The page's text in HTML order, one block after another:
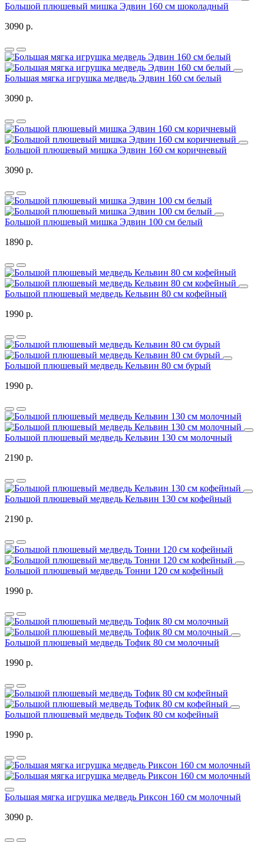
Большой плюшевый мишка Эдвин 160 см шоколадный
3090 р.
Большая мягка игрушка медведь Эдвин 160 см белый
3090 р.
Большой плюшевый мишка Эдвин 160 см коричневый
3090 р.
Большой плюшевый мишка Эдвин 100 см белый
1890 р.
Большой плюшевый медведь Кельвин 80 см кофейный
1990 р.
Большой плюшевый медведь Кельвин 80 см бурый
1990 р.
Большой плюшевый медведь Кельвин 130 см молочный
2190 р.
Большой плюшевый медведь Кельвин 130 см кофейный
2190 р.
Большой плюшевый медведь Тонни 120 см кофейный
1990 р.
Большой плюшевый медведь Тофик 80 см молочный
1990 р.
Большой плюшевый медведь Тофик 80 см кофейный
1990 р.
Большая мягка игрушка медведь Риксон 160 см молочный
3090 р.